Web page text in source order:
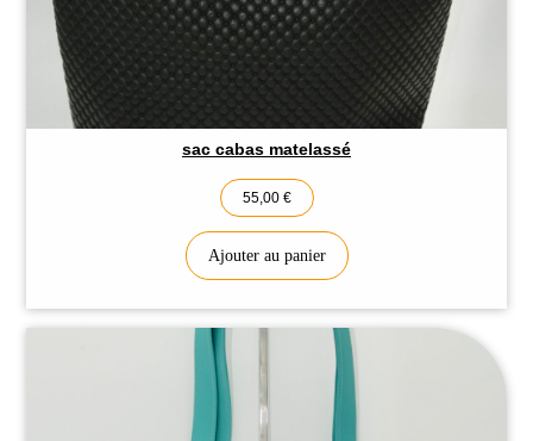
sac cabas matelassé
55,00 €
Ajouter au panier